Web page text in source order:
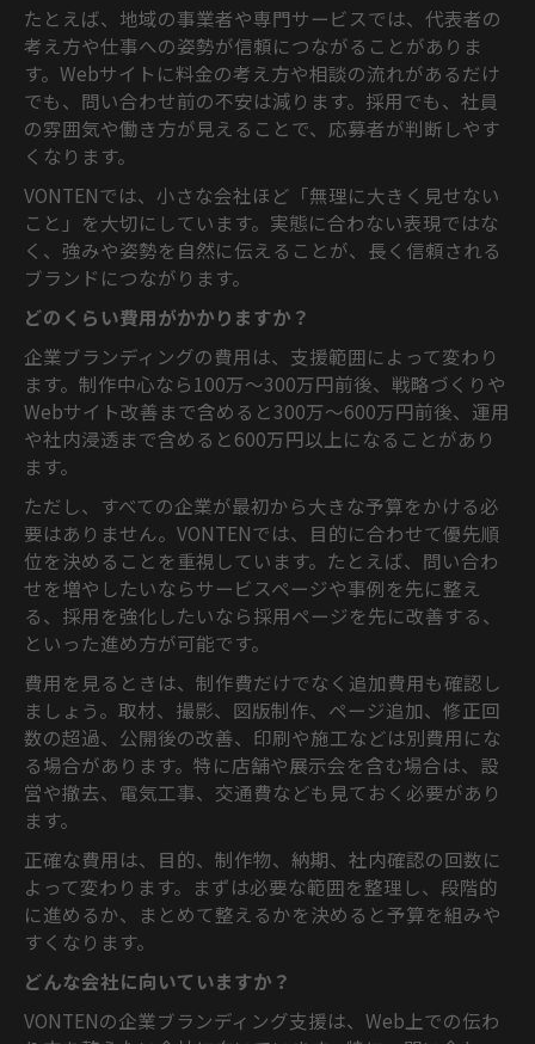
たとえば、地域の事業者や専門サービスでは、代表者の
考え方や仕事への姿勢が信頼につながることがありま
す。Webサイトに料金の考え方や相談の流れがあるだけ
でも、問い合わせ前の不安は減ります。採用でも、社員
の雰囲気や働き方が見えることで、応募者が判断しやす
くなります。
VONTENでは、小さな会社ほど「無理に大きく見せない
こと」を大切にしています。実態に合わない表現ではな
く、強みや姿勢を自然に伝えることが、長く信頼される
ブランドにつながります。
どのくらい費用がかかりますか？
企業ブランディングの費用は、支援範囲によって変わり
ます。制作中心なら100万〜300万円前後、戦略づくりや
Webサイト改善まで含めると300万〜600万円前後、運用
や社内浸透まで含めると600万円以上になることがあり
ます。
ただし、すべての企業が最初から大きな予算をかける必
要はありません。VONTENでは、目的に合わせて優先順
位を決めることを重視しています。たとえば、問い合わ
せを増やしたいならサービスページや事例を先に整え
る、採用を強化したいなら採用ページを先に改善する、
といった進め方が可能です。
費用を見るときは、制作費だけでなく追加費用も確認し
ましょう。取材、撮影、図版制作、ページ追加、修正回
数の超過、公開後の改善、印刷や施工などは別費用にな
る場合があります。特に店舗や展示会を含む場合は、設
営や撤去、電気工事、交通費なども見ておく必要があり
ます。
正確な費用は、目的、制作物、納期、社内確認の回数に
よって変わります。まずは必要な範囲を整理し、段階的
に進めるか、まとめて整えるかを決めると予算を組みや
すくなります。
どんな会社に向いていますか？
VONTENの企業ブランディング支援は、Web上での伝わ